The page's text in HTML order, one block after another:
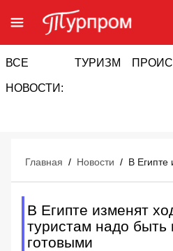
ВСЕ
НОВОСТИ:
ТУРИЗМ
Главная / Новости /
В Египте изменят
туристам надо быть
готовыми